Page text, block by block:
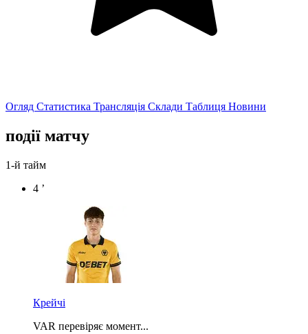
Огляд Статистика Трансляція Склади Таблиця Новини
події матчу
1-й тайм
4 ’
Крейчі
VAR перевіряє момент...